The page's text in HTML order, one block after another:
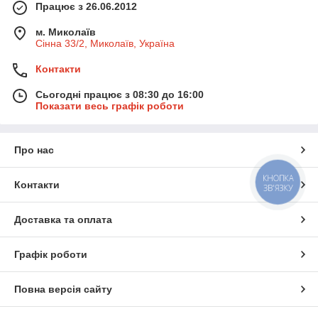
Працює з 26.06.2012
м. Миколаїв
Сінна 33/2, Миколаїв, Україна
Контакти
Сьогодні працює з 08:30 до 16:00
Показати весь графік роботи
Про нас
Контакти
Доставка та оплата
Графік роботи
Повна версія сайту
КНОПКА
ЗВ'ЯЗКУ